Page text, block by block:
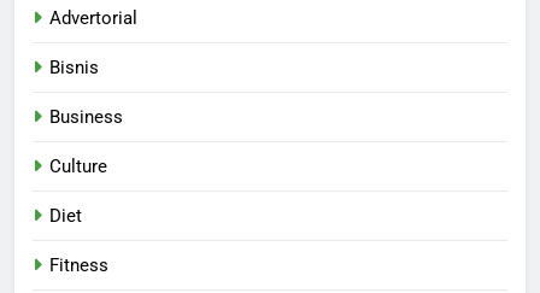
Advertorial
Bisnis
Business
Culture
Diet
Fitness